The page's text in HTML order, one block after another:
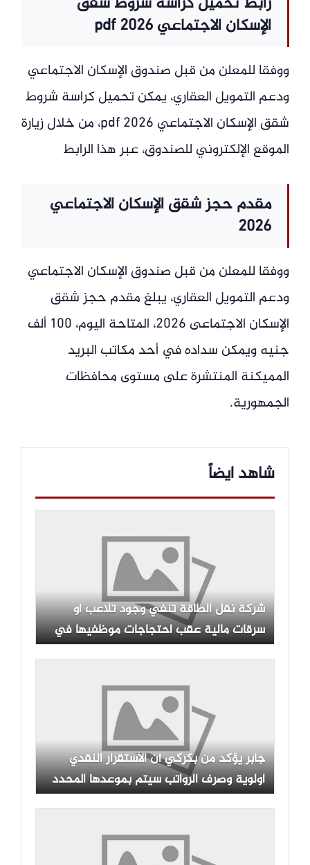
الإسكان الاجتماعي 2026 pdf
ووفقا للمعلن من قبل صندوق الإسكان الاجتماعي
ودعم التمويل العقاري، يمكن تحميل كراسة شروط
شقق الإسكان الاجتماعي 2026 pdf، من خلال زيارة
الموقع الإلكتروني للصندوق، عبر هذا الرابط
مقدم حجز شقق الإسكان الاجتماعي
2026
ووفقا للمعلن من قبل صندوق الإسكان الاجتماعي
ودعم التمويل العقاري، يبلغ مقدم حجز شقق
الإسكان الاجتماعى 2026، المتاحة اليوم، 100 ألف
جنيه ويمكن سداده في أحد مكاتب البريد
المميكنة المنتشرة على مستوى محافظات
الجمهورية.
شاهد ايضاً
شركة نقل الطاقة تنفي وجود تلاعب أو
سرقات مالية عقب احتجاجات موظفيها في
البصرة
جابر يؤكد من بكركي أن الاستقرار النقدي
أولوية وصرف الرواتب سيتم بموعدها المحدد